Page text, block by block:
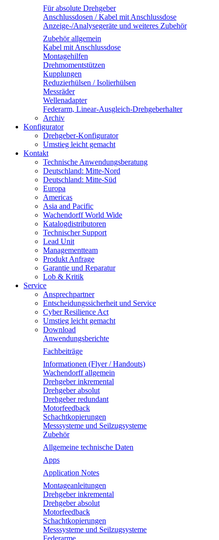
Für absolute Drehgeber
Anschlussdosen / Kabel mit Anschlussdose
Anzeige-/Analysegeräte und weiteres Zubehör
Zubehör allgemein
Kabel mit Anschlussdose
Montagehilfen
Drehmomentstützen
Kupplungen
Reduzierhülsen / Isolierhülsen
Messräder
Wellenadapter
Federarm, Linear-Ausgleich-Drehgeberhalter
Archiv
Konfigurator
Drehgeber-Konfigurator
Umstieg leicht gemacht
Kontakt
Technische Anwendungsberatung
Deutschland: Mitte-Nord
Deutschland: Mitte-Süd
Europa
Americas
Asia and Pacific
Wachendorff World Wide
Katalogdistributoren
Technischer Support
Lead Unit
Managementteam
Produkt Anfrage
Garantie und Reparatur
Lob & Kritik
Service
Ansprechpartner
Entscheidungssicherheit und Service
Cyber Resilience Act
Umstieg leicht gemacht
Download
Anwendungsberichte
Fachbeiträge
Informationen (Flyer / Handouts)
Wachendorff allgemein
Drehgeber inkremental
Drehgeber absolut
Drehgeber redundant
Motorfeedback
Schachtkopierungen
Messsysteme und Seilzugsysteme
Zubehör
Allgemeine technische Daten
Apps
Application Notes
Montageanleitungen
Drehgeber inkremental
Drehgeber absolut
Motorfeedback
Schachtkopierungen
Messsysteme und Seilzugsysteme
Federarme